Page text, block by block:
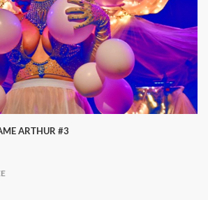
ARTHUR #3